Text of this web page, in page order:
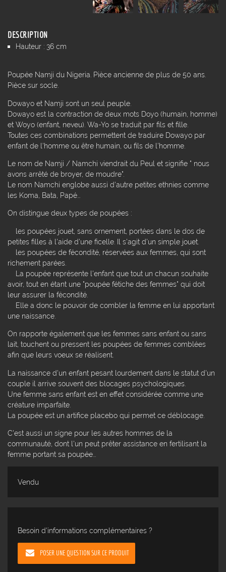
DESCRIPTION
Hauteur : 36 cm
Poupée Namji du Nigeria. Pièce ancienne de plus de 50 ans.
Pièce sur socle.
Dowayo et Namji sont un seul peuple.
Dowayo est la contraction de deux mots Doyo (humain, homme)
et Woyo (enfant, neveu). Wa-Yo se traduit par fils et fille.
Toutes ces combinations permettent de traduire Dowayo par
enfant de l'homme ou être humain, ou fils de l'homme.
Le nom de Namji / Namchi viendrait du Peul et signifie " nous
avons arrêté de broyer, de moudre".
Le nom Namchi englobe aussi d'autre petites ethnies comme
les Koma, Bata, Papé...
On distingue deux types de poupées :
les poupées jouet, sans ornement, portées dans le dos de
petites filles à l'aide d'une ficelle. Il s'agit d'un simple jouet.
les poupées de fécondité, réservées aux femmes, qui sont
richement parées.
La poupée représente l'enfant que tout un chacun souhaite
avoir, tout en étant une "poupée fétiche des femmes" qui doit
leur assurer la fécondité.
Elle a donc le pouvoir de combler la femme en lui apportant
une naissance.
On rapporte également que les femmes sans enfant ou sans
lait, touchent ou pressent les poupées de femmes comblées
afin que leurs voeux se réalisent.
La naissance d'un enfant pesant lourdement dans le statut d'un
couple il arrive souvent des blocages psychologiques.
Une femme sans enfant est en effet considérée comme une
créature imparfaite.
La poupée est un artifice placebo qui permet ce déblocage.
C'est aussi un signe pour les autres hommes de la
communauté, dont l'un peut prêter assistance en fertilisant la
femme portant sa poupée...
Vendu
Besoin d'informations complémentaires ?
POSER UNE QUESTION SUR CE PRODUIT